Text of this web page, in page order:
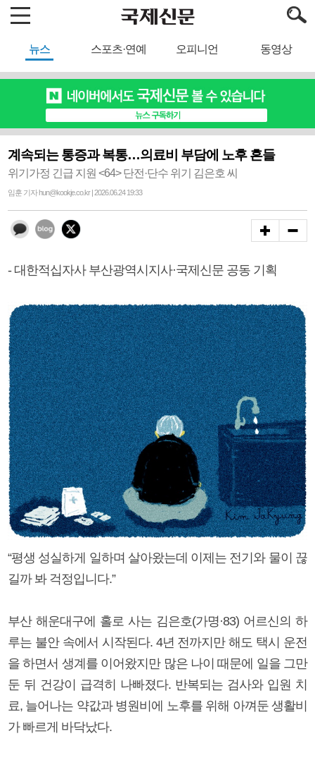
뉴스 스포츠·연예 오피니언 동영상
계속되는 통증과 복통…의료비 부담에 노후 흔들
위기가정 긴급 지원 <64> 단전·단수 위기 김은호 씨
임훈 기자 hun@kookje.co.kr | 2026.06.24 19:33
- 대한적십자사 부산광역시지사·국제신문 공동 기획
“평생 성실하게 일하며 살아왔는데 이제는 전기와 물이 끊
길까 봐 걱정입니다.”
부산 해운대구에 홀로 사는 김은호(가명·83) 어르신의 하
루는 불안 속에서 시작된다. 4년 전까지만 해도 택시 운전
을 하면서 생계를 이어왔지만 많은 나이 때문에 일을 그만
둔 뒤 건강이 급격히 나빠졌다. 반복되는 검사와 입원 치
료, 늘어나는 약값과 병원비에 노후를 위해 아껴둔 생활비
가 빠르게 바닥났다.